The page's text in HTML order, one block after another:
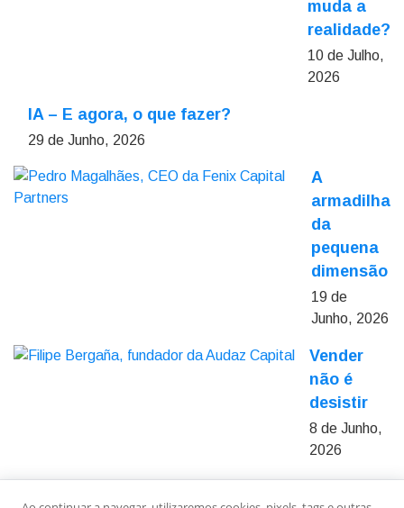
muda a
realidade?
10 de Julho,
2026
IA – E agora, o que fazer?
29 de Junho, 2026
A
armadilha
da
pequena
dimensão
19 de
Junho, 2026
Vender
não é
desistir
8 de Junho,
2026